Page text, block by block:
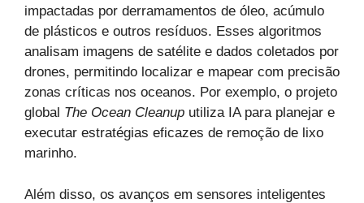
impactadas por derramamentos de óleo, acúmulo
de plásticos e outros resíduos. Esses algoritmos
analisam imagens de satélite e dados coletados por
drones, permitindo localizar e mapear com precisão
zonas críticas nos oceanos. Por exemplo, o projeto
global The Ocean Cleanup utiliza IA para planejar e
executar estratégias eficazes de remoção de lixo
marinho.
Além disso, os avanços em sensores inteligentes